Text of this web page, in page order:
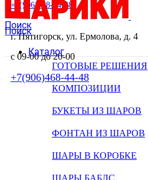
+7(906)468-44-48
Поиск
г. Пятигорск, ул. Ермолова, д. 4
с 09-00 до 20-00
+7(906)468-44-48
Поиск
Каталог
ГОТОВЫЕ РЕШЕНИЯ
КОМПОЗИЦИИ
БУКЕТЫ ИЗ ШАРОВ
ФОНТАН ИЗ ШАРОВ
ШАРЫ В КОРОБКЕ
ШАРЫ БАБЛС